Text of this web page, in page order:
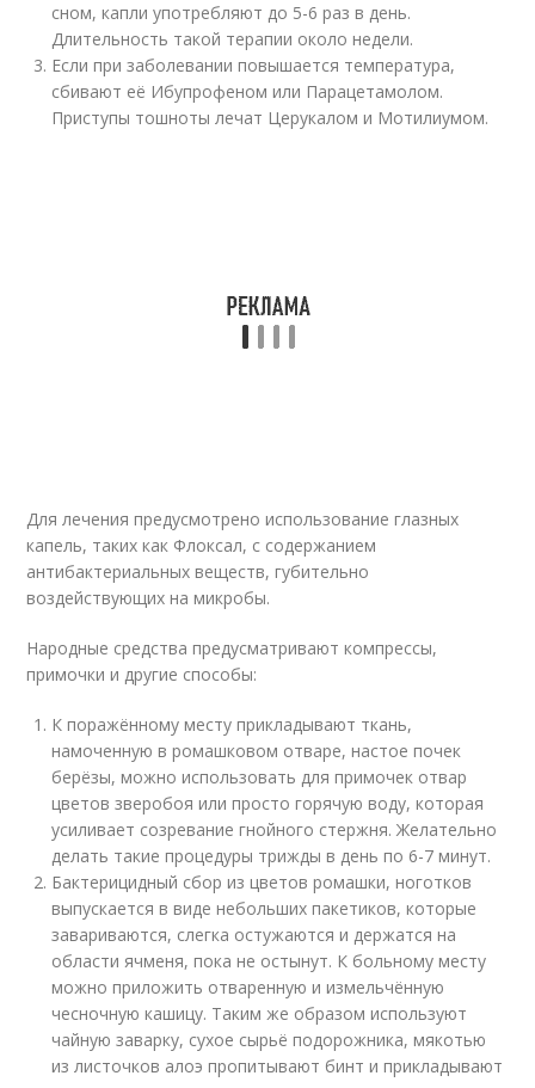
сном, капли употребляют до 5-6 раз в день.
Длительность такой терапии около недели.
Если при заболевании повышается температура,
сбивают её Ибупрофеном или Парацетамолом.
Приступы тошноты лечат Церукалом и Мотилиумом.
Для лечения предусмотрено использование глазных
капель, таких как Флоксал, с содержанием
антибактериальных веществ, губительно
воздействующих на микробы.
Народные средства предусматривают компрессы,
примочки и другие способы:
К поражённому месту прикладывают ткань,
намоченную в ромашковом отваре, настое почек
берёзы, можно использовать для примочек отвар
цветов зверобоя или просто горячую воду, которая
усиливает созревание гнойного стержня. Желательно
делать такие процедуры трижды в день по 6-7 минут.
Бактерицидный сбор из цветов ромашки, ноготков
выпускается в виде небольших пакетиков, которые
завариваются, слегка остужаются и держатся на
области ячменя, пока не остынут. К больному месту
можно приложить отваренную и измельчённую
чесночную кашицу. Таким же образом используют
чайную заварку, сухое сырьё подорожника, мякотью
из листочков алоэ пропитывают бинт и прикладывают